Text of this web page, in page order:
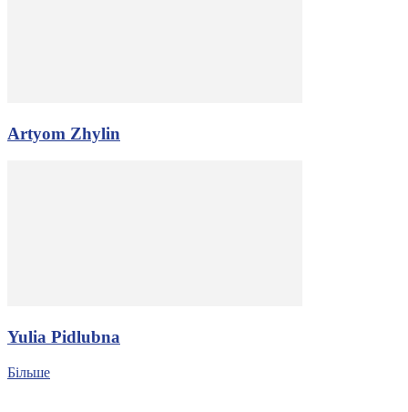
Artyom Zhylin
Yulia Pidlubna
Більше